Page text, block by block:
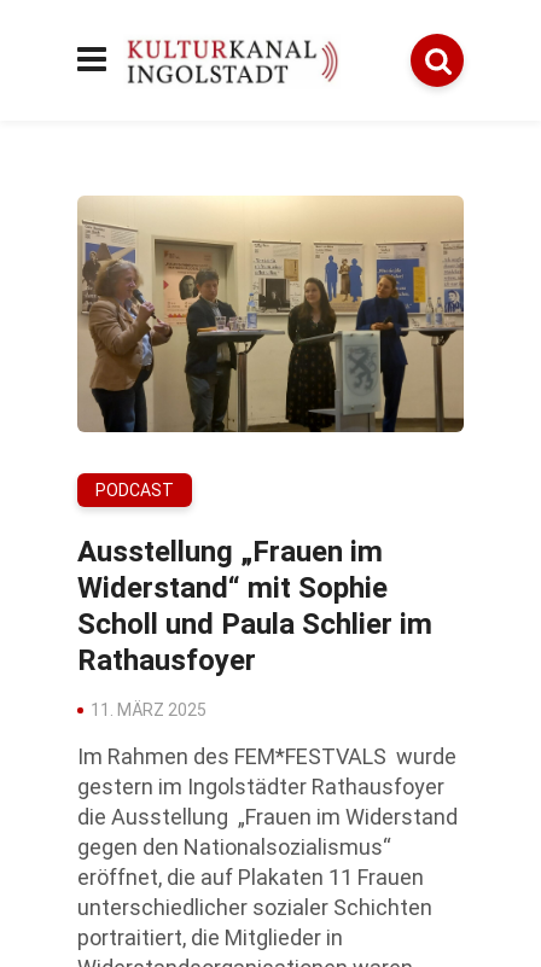
PODCAST
Ausstellung „Frauen im
Widerstand“ mit Sophie
Scholl und Paula Schlier im
Rathausfoyer
11. MÄRZ 2025
Im Rahmen des FEM*FESTVALS wurde
gestern im Ingolstädter Rathausfoyer
die Ausstellung „Frauen im Widerstand
gegen den Nationalsozialismus“
eröffnet, die auf Plakaten 11 Frauen
unterschiedlicher sozialer Schichten
portraitiert, die Mitglieder in